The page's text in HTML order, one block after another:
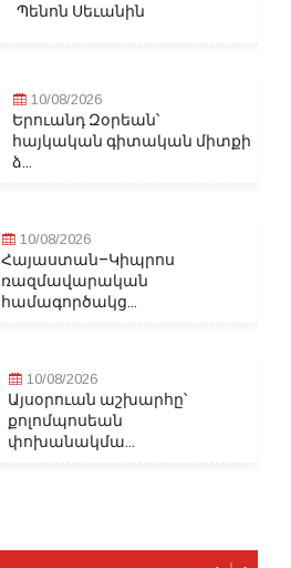
Պենոն Սեւանին
10/08/2026
Երուանդ Զօրեան՝
հայկական գիտական միտքի
ձ...
10/08/2026
Հայաստան–Կիպրոս
ռազմավարական
համագործակց...
10/08/2026
Այսօրուան աշխարհը՝
քոլոմպոսեան
փոխանակմա...